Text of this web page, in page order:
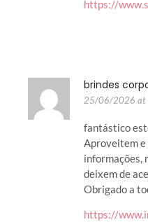
https://
brindes
25/06/2026 at
fantástico
Aproveitem e
informações,
deixem de
Obrigado a
https://